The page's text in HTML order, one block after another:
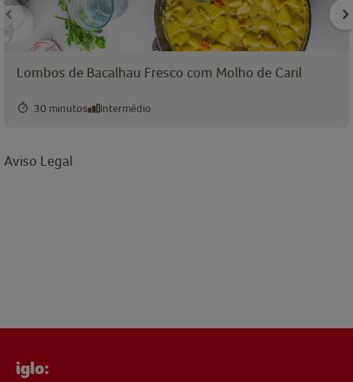
Lombos de Bacalhau Fresco com Molho de Caril
30 minutos Intermédio
Aviso Legal
iglo: